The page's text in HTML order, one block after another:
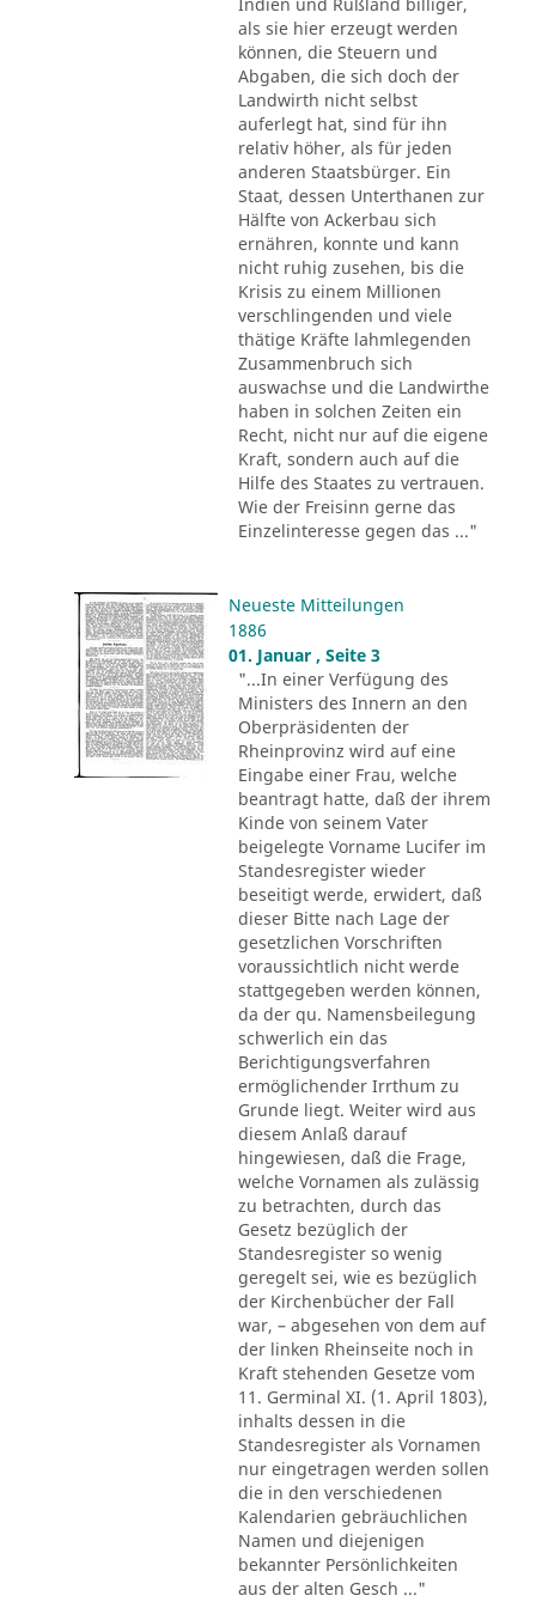
als sie hier erzeugt werden
können, die Steuern und
Abgaben, die sich doch der
Landwirth nicht selbst
auferlegt hat, sind für ihn
relativ höher, als für jeden
anderen Staatsbürger. Ein
Staat, dessen Unterthanen zur
Hälfte von Ackerbau sich
ernähren, konnte und kann
nicht ruhig zusehen, bis die
Krisis zu einem Millionen
verschlingenden und viele
thätige Kräfte lahmlegenden
Zusammenbruch sich
auswachse und die Landwirthe
haben in solchen Zeiten ein
Recht, nicht nur auf die eigene
Kraft, sondern auch auf die
Hilfe des Staates zu vertrauen.
Wie der Freisinn gerne das
Einzelinteresse gegen das ..."
Neueste Mitteilungen
1886
01. Januar , Seite 3
"...In einer Verfügung des
Ministers des Innern an den
Oberpräsidenten der
Rheinprovinz wird auf eine
Eingabe einer Frau, welche
beantragt hatte, daß der ihrem
Kinde von seinem Vater
beigelegte Vorname Lucifer im
Standesregister wieder
beseitigt werde, erwidert, daß
dieser Bitte nach Lage der
gesetzlichen Vorschriften
voraussichtlich nicht werde
stattgegeben werden können,
da der qu. Namensbeilegung
schwerlich ein das
Berichtigungsverfahren
ermöglichender Irrthum zu
Grunde liegt. Weiter wird aus
diesem Anlaß darauf
hingewiesen, daß die Frage,
welche Vornamen als zulässig
zu betrachten, durch das
Gesetz bezüglich der
Standesregister so wenig
geregelt sei, wie es bezüglich
der Kirchenbücher der Fall
war, – abgesehen von dem auf
der linken Rheinseite noch in
Kraft stehenden Gesetze vom
11. Germinal XI. (1. April 1803),
inhalts dessen in die
Standesregister als Vornamen
nur eingetragen werden sollen
die in den verschiedenen
Kalendarien gebräuchlichen
Namen und diejenigen
bekannter Persönlichkeiten
aus der alten Gesch ..."